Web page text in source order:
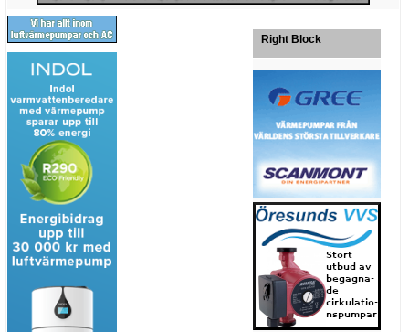
Right Block